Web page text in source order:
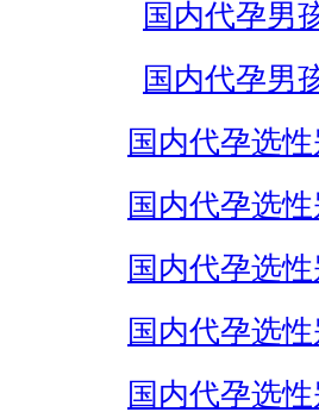
国内代孕男
国内代孕男
国内代孕选
国内代孕选
国内代孕选
国内代孕选
国内代孕选性